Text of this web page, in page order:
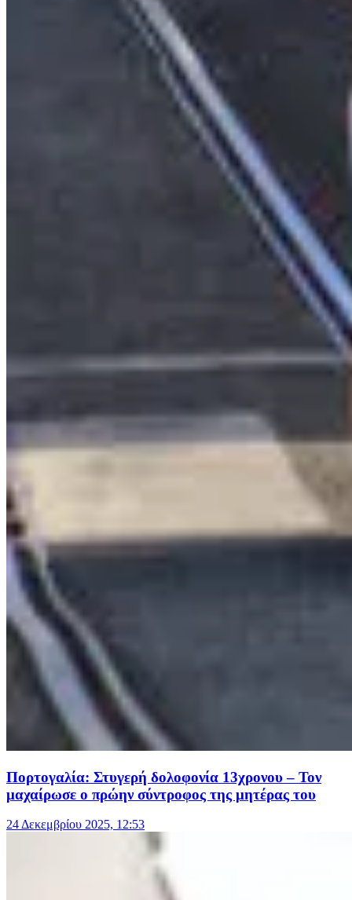
Πορτογαλία: Στυγερή δολοφονία 13χρονου – Τον
μαχαίρωσε ο πρώην σύντροφος της μητέρας του
24 Δεκεμβρίου 2025, 12:53